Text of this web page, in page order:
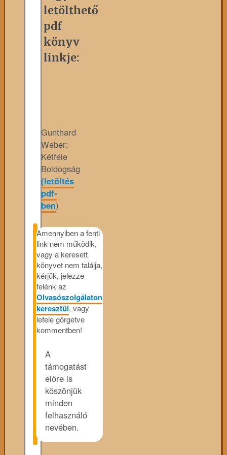
letölthető
pdf
könyv
linkje:
Gunthard
Weber:
Kétféle
Boldogság
(letöltés
pdf-
ben)
Amennyiben a fenti
link nem működik,
vagy a keresett
könyvet nem találja,
kérjük, jelezze
felénk az
Olvasószolgálaton
keresztül, vagy
lefele görgetve
kommentben!
A
támogatást
előre is
köszönjük
minden
felhasználó
nevében.